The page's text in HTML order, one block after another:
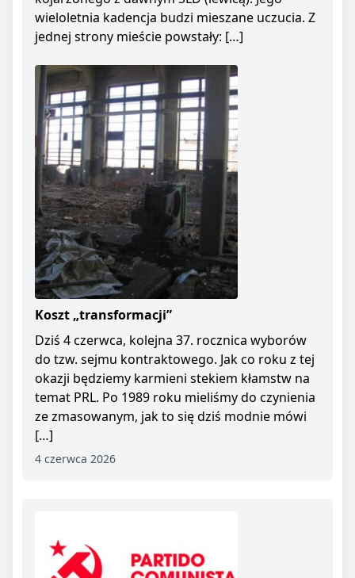
wieloletnia kadencja budzi mieszane uczucia. Z
jednej strony mieście powstały: […]
Koszt „transformacji”
Dziś 4 czerwca, kolejna 37. rocznica wyborów
do tzw. sejmu kontraktowego. Jak co roku z tej
okazji będziemy karmieni stekiem kłamstw na
temat PRL. Po 1989 roku mieliśmy do czynienia
ze zmasowanym, jak to się dziś modnie mówi
[…]
4 czerwca 2026